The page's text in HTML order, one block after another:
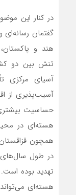
در کنار این
گفتمان
هند و
تنش بین دو
آسیای مرکزی
آسیب‌پذیری از
حساسیت
هسته‌ای در
همچون
در طول
تهدید بوده
هسته‌ای می‌تواند